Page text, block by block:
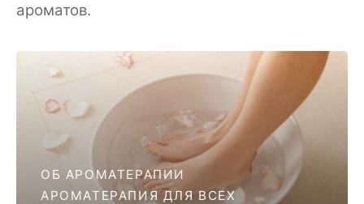
ароматов.
ОБ АРОМАТЕРАПИИ
АРОМАТЕРАПИЯ ДЛЯ ВСЕХ